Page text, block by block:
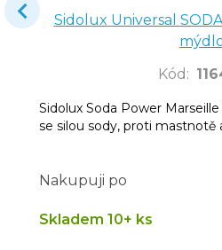
Sidolux Universal
mýdlo
Kód :
Sidolux Soda Power
se silou sody, proti mastnotě
Nakupuji po
Skladem 10+ ks